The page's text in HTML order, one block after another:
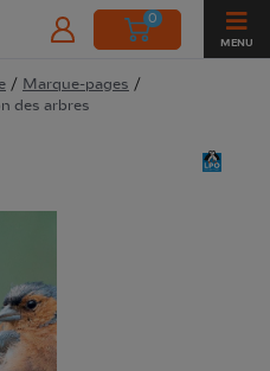
0
MENU
/ Marque-pages /
des arbres